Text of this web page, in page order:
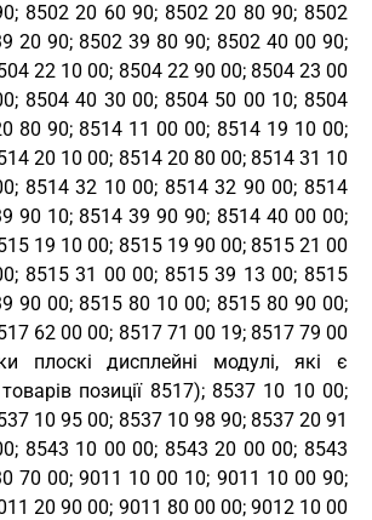
8502 20 60 90; 8502 20 80 90; 8502
20 90; 8502 39 80 90; 8502 40 00 90;
22 10 00; 8504 22 90 00; 8504 23 00
8504 40 30 00; 8504 50 00 10; 8504
80 90; 8514 11 00 00; 8514 19 10 00;
20 10 00; 8514 20 80 00; 8514 31 10
8514 32 10 00; 8514 32 90 00; 8514
90 10; 8514 39 90 90; 8514 40 00 00;
19 10 00; 8515 19 90 00; 8515 21 00
8515 31 00 00; 8515 39 13 00; 8515
90 00; 8515 80 10 00; 8515 80 90 00;
62 00 00; 8517 71 00 19; 8517 79 00
плоскі дисплейні модулі, які є
позиції 8517); 8537 10 10 00;
10 95 00; 8537 10 98 90; 8537 20 91
8543 10 00 00; 8543 20 00 00; 8543
70 00; 9011 10 00 10; 9011 10 00 90;
20 90 00; 9011 80 00 00; 9012 10 00